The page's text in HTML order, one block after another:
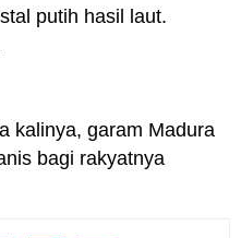
putih hasil laut.
kalinya, garam Madura
bagi rakyatnya